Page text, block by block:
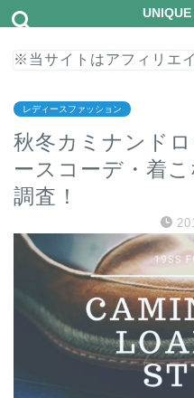
※当サイトはアフィリエ
レディースファッション
秋冬カミナンド
ースコーデ・着
調査！